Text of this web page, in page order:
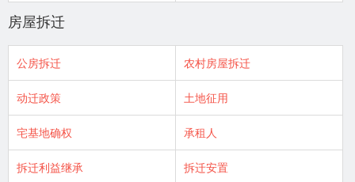
房屋拆迁
公房拆迁 农村房屋拆迁
动迁政策 土地征用
宅基地确权 承租人
拆迁利益继承 拆迁安置